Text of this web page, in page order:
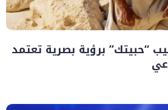
“حبيتك” برؤية بصرية تعتمد